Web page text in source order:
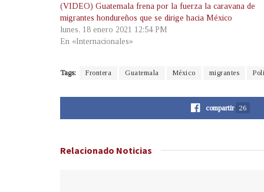
(VIDEO) Guatemala frena por la fuerza la caravana de
migrantes hondureños que se dirige hacia México
lunes, 18 enero 2021 12:54 PM
En «Internacionales»
Tags: Frontera Guatemala México migrantes
compartir 26
Relacionado Noticias